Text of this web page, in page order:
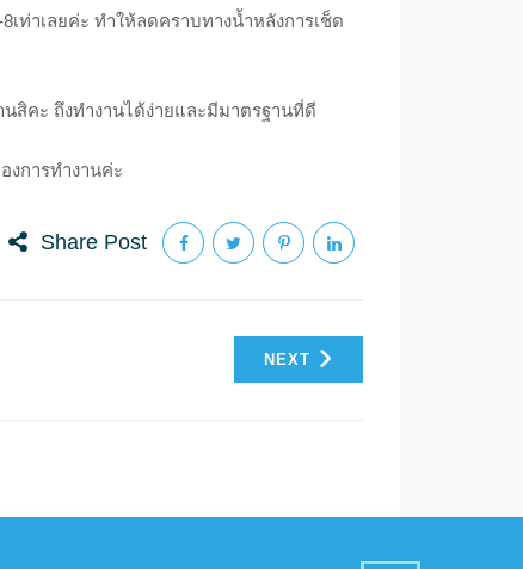
ท่าเลยค่ะ ทำให้ลดคราบทางน้ำหลังการเช็ด
สิคะ ถึงทำงานได้ง่ายและมีมาตรฐานที่ดี
งการทำงานค่ะ
Share Post
NEXT